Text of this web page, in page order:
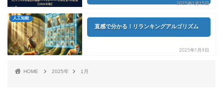
2025年1月15日
人工知能
直感で分かる！リランキングアルゴリズム
2025年1月9日
HOME 2025年 1月